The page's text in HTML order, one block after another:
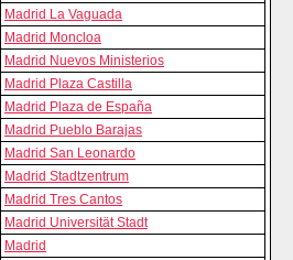
Madrid La Vaguada
Madrid Moncloa
Madrid Nuevos Ministerios
Madrid Plaza Castilla
Madrid Plaza de España
Madrid Pueblo Barajas
Madrid San Leonardo
Madrid Stadtzentrum
Madrid Tres Cantos
Madrid Universität Stadt
Madrid